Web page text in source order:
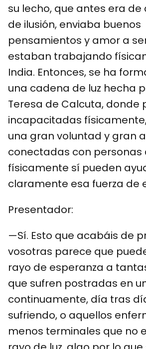
su lecho, que antes era de
de ilusión, enviaba buenos
pensamientos y amor a
estaban trabajando
India. Entonces, se ha
una cadena de luz hecha
Teresa de Calcuta, donde
incapacitadas
una gran voluntad y gran
conectadas con personas
físicamente sí pueden
claramente esa fuerza de
Presentador:
—Sí. Esto que acabáis de
vosotras parece que
rayo de esperanza a
que sufren postradas en
continuamente, día tras
sufriendo, o aquellos
menos terminales que no